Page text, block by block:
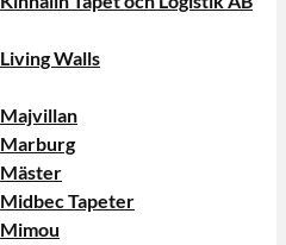
Living Walls
Majvillan
Marburg
Mäster
Midbec Tapeter
Mimou